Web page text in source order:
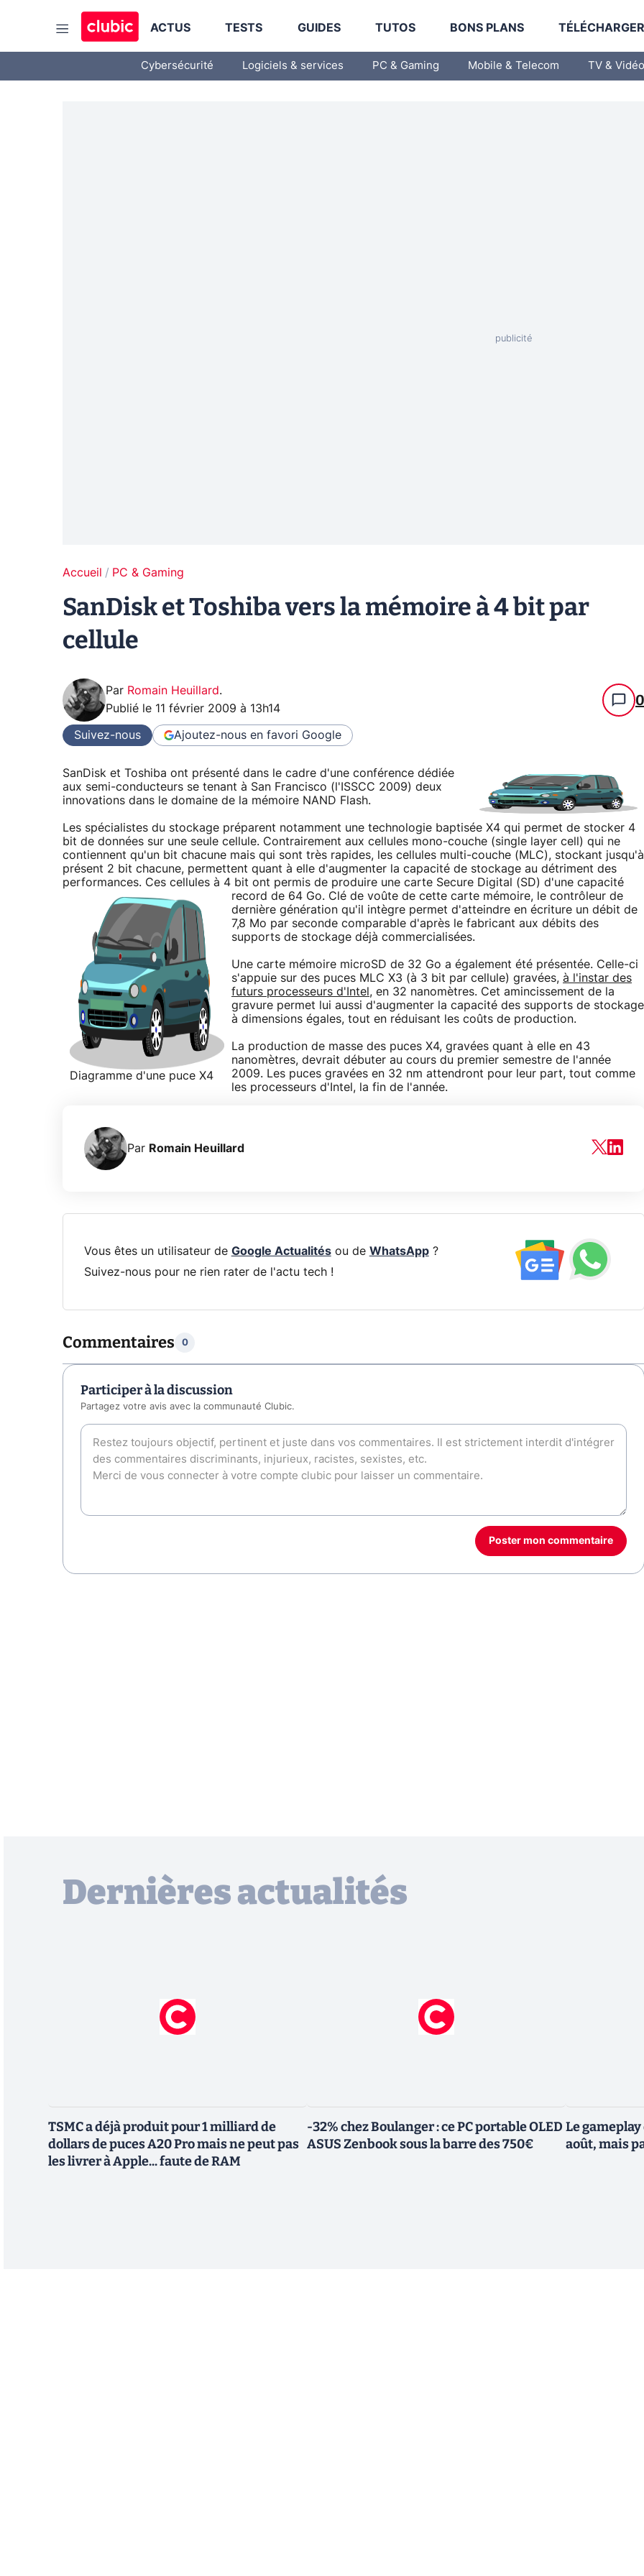
ACTUS TESTS GUIDES TUTOS BONS PLANS
Cybersécurité Logiciels & services PC & Gaming Mobile & Telecom TV & Vidéo
Accueil PC & Gaming
SanDisk et Toshiba vers la mémoire à 4 bit par
cellule
Par Romain Heuillard.
Publié le 11 février 2009 à 13h14 0
Suivez-nous Ajoutez-nous en favori Google
SanDisk et Toshiba ont présenté dans le cadre d'une conférence dédiée
aux semi-conducteurs se tenant à San Francisco (l'ISSCC 2009) deux
innovations dans le domaine de la mémoire NAND Flash.
Les spécialistes du stockage préparent notamment une technologie baptisée X4 qui permet de stocker 4
bit de données sur une seule cellule. Contrairement aux cellules mono-couche (single layer cell) qui ne
contiennent qu'un bit chacune mais qui sont très rapides, les cellules multi-couche (MLC), stockant jusqu'à
présent 2 bit chacune, permettent quant à elle d'augmenter la capacité de stockage au détriment des
performances. Ces cellules à 4 bit ont permis de produire une carte Secure Digital (SD) d'une capacité
record de 64 Go.
Diagramme d'une puce X4
Clé de voûte de cette carte mémoire, le contrôleur de
dernière génération qu'il intègre permet d'atteindre en écriture un débit de
7,8 Mo par seconde comparable d'après le fabricant aux débits des
supports de stockage déjà commercialisées.
Une carte mémoire microSD de 32 Go a également été présentée. Celle-ci
s'appuie sur des puces MLC X3 (à 3 bit par cellule) gravées, à l'instar des
futurs processeurs d'Intel , en 32 nanomètres. Cet amincissement de la
gravure permet lui aussi d'augmenter la capacité des supports de stockage
à dimensions égales, tout en réduisant les coûts de production.
La production de masse des puces X4, gravées quant à elle en 43
nanomètres, devrait débuter au cours du premier semestre de l'année
2009. Les puces gravées en 32 nm attendront pour leur part, tout comme
les processeurs d'Intel, la fin de l'année.
Par Romain Heuillard
Vous êtes un utilisateur de Google Actualitésou de WhatsApp?
Suivez-nous pour ne rien rater de l'actu tech !
Commentaires 0
Participer à la discussion
Partagez votre avis avec la communauté Clubic.
Poster mon commentaire
Dernières actualités
TSMC a déjà produit pour 1 milliard de
dollars de puces A20 Pro mais ne peut pas
les livrer à Apple... faute de RAM
-32% chez Boulanger : ce PC portable OLED
ASUS Zenbook sous la barre des 750€
Le gameplay
août, mais